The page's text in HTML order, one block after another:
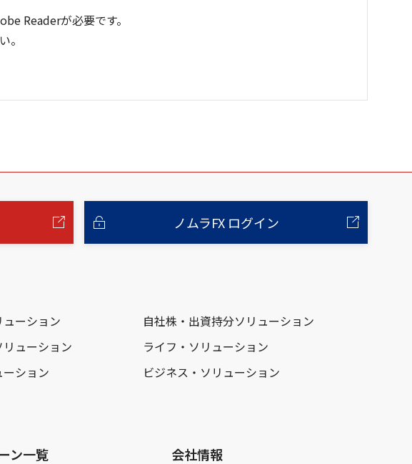
Readerが必要です。
。
ノムラFX ログイン
ーション
自社株・出資持分ソリューション
ューション
ライフ・ソリューション
ション
ビジネス・ソリューション
ン一覧
会社情報